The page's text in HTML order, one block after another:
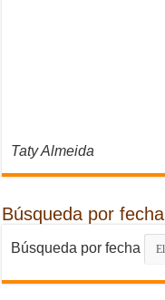
Taty Almeida
Búsqueda por fecha
Búsqueda por fecha